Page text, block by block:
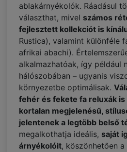
ablakárnyékolók. Ráadásul
választhat, mivel számos
fejlesztett kollekciót is
Rustica), valamint különféle
afrikai abachi).
alkalmazhatóak, így például
hálószobában – ugyanis
környezetbe optimálisak.
fehér és fekete fa reluxák
kortalan megjelenésű,
jelentenek a legtöbb belső
megalkothatja ideális, saját
árnyékolóit, köszönhetően